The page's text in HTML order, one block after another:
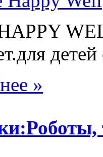
детей
»